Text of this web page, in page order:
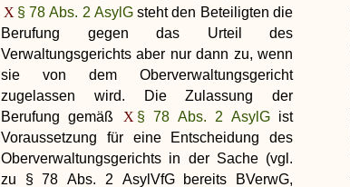
§ 78 Abs. 2 AsylG steht den Beteiligten die
Berufung gegen das Urteil des
Verwaltungsgerichts aber nur dann zu, wenn
sie von dem Oberverwaltungsgericht
zugelassen wird. Die Zulassung der
Berufung gemäß
§ 78 Abs. 2 AsylG ist
Voraussetzung für eine Entscheidung des
Oberverwaltungsgerichts in der Sache (vgl.
zu § 78 Abs. 2 AsylVfG bereits BVerwG,